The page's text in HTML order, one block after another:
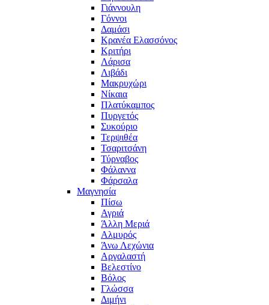
Γιάννουλη
Γόννοι
Δαμάσι
Κρανέα Ελασσόνος
Κριτήρι
Λάρισα
Λιβάδι
Μακρυχώρι
Νίκαια
Πλατύκαμπος
Πυργετός
Συκούριο
Τερψιθέα
Τσαριτσάνη
Τύρναβος
Φάλαννα
Φάρσαλα
Μαγνησία
Πίσω
Αγριά
Άλλη Μεριά
Αλμυρός
Άνω Λεχώνια
Αργαλαστή
Βελεστίνο
Βόλος
Γλώσσα
Διμήνι